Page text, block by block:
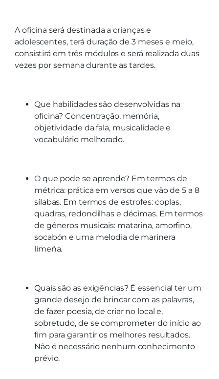
A oficina será destinada a crianças e
adolescentes, terá duração de 3 meses e meio,
consistirá em três módulos e será realizada duas
vezes por semana durante as tardes.
Que habilidades são desenvolvidas na
oficina? Concentração, memória,
objetividade da fala, musicalidade e
vocabulário melhorado.
O que pode se aprende? Em termos de
métrica: prática em versos que vão de 5 a 8
sílabas. Em termos de estrofes: coplas,
quadras, redondilhas e décimas. Em termos
de gêneros musicais: matarina, amorfino,
socabón e uma melodia de marinera
limeña.
Quais são as exigências? É essencial ter um
grande desejo de brincar com as palavras,
de fazer poesia, de criar no local e,
sobretudo, de se comprometer do início ao
fim para garantir os melhores resultados.
Não é necessário nenhum conhecimento
prévio.